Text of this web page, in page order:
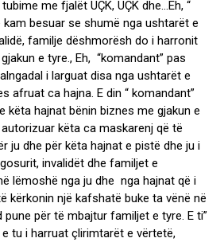
me fjalët UÇK, UÇK dhe…Eh, “
kam besuar se shumë nga ushtarët e
familje dëshmorësh do i harronit
e tyre., Eh, “komandant” pas
i larguat disa nga ushtarët e
afruat ca hajna. E din “ komandant”
këta hajnat bënin biznes me gjakun e
këta ca maskarenj që të
ju dhe për këta hajnat e pistë dhe ju i
invalidët dhe familjet e
lëmoshë nga ju dhe nga hajnat që i
kërkonin një kafshatë buke ta vënë në
për të mbajtur familjet e tyre. E ti”
tu i harruat çlirimtarët e vërtetë,